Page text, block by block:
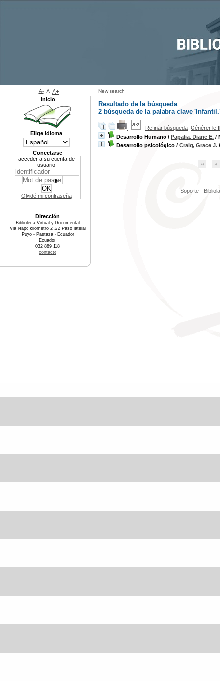
New search
Resultado de la búsqueda
2 búsqueda de la palabra clave 'Infantil.'
Refinar búsqueda Générer le
Desarrollo Humano / Papalia, Diane E. /
Desarrollo psicológico / Craig, Grace J.
Soporte -
A- A A+
Inicio
Elige idioma
Conectarse
acceder a su cuenta de
usuario
Olvidé mi contraseña
Dirección
Biblioteca Virtual y Documental
Via Napo kilometro 2 1/2 Paso lateral
Puyo - Pastaza - Ecuador
Ecuador
032 889 118
contacto